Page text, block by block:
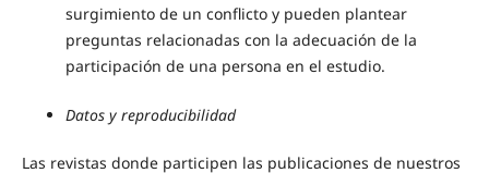
surgimiento de un conflicto y pueden plantear
preguntas relacionadas con la adecuación de la
participación de una persona en el estudio.
Datos y reproducibilidad
Las revistas donde participen las publicaciones de nuestros